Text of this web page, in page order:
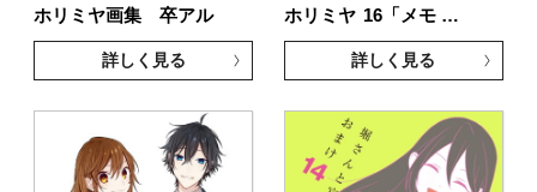
ホリミヤ画集 卒アル
詳しく見る
ホリミヤ 16「メモ …
詳しく見る